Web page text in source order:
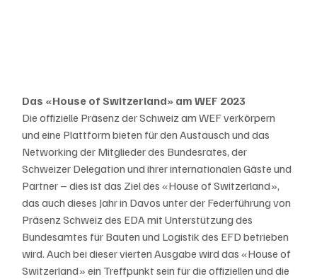
Das «House of Switzerland» am WEF 2023
Die offizielle Präsenz der Schweiz am WEF verkörpern
und eine Plattform bieten für den Austausch und das
Networking der Mitglieder des Bundesrates, der
Schweizer Delegation und ihrer internationalen Gäste und
Partner – dies ist das Ziel des «House of Switzerland»,
das auch dieses Jahr in Davos unter der Federführung von
Präsenz Schweiz des EDA mit Unterstützung des
Bundesamtes für Bauten und Logistik des EFD betrieben
wird. Auch bei dieser vierten Ausgabe wird das «House of
Switzerland» ein Treffpunkt sein für die offiziellen und die